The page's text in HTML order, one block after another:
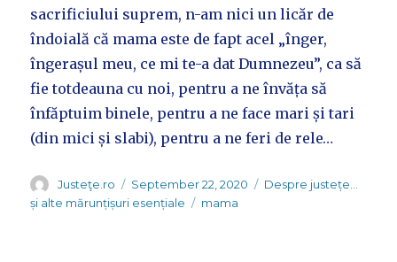
sacrificiului suprem, n-am nici un licăr de
îndoială că mama este de fapt acel „înger,
îngerașul meu, ce mi te-a dat Dumnezeu”, ca să
fie totdeauna cu noi, pentru a ne învăța să
înfăptuim binele, pentru a ne face mari și tari
(din mici și slabi), pentru a ne feri de rele…
Author
Justeţe.ro
Posted
on
September 22, 2020 Categories
Despre justețe...
și alte mărunțișuri esențiale
Tags
mama